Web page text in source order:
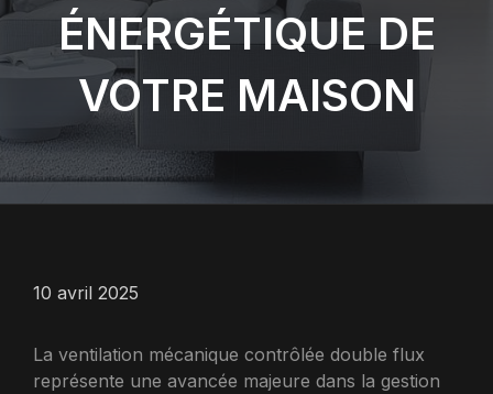
ÉNERGÉTIQUE DE
VOTRE MAISON
10 avril 2025
La ventilation mécanique contrôlée double flux
représente une avancée majeure dans la gestion